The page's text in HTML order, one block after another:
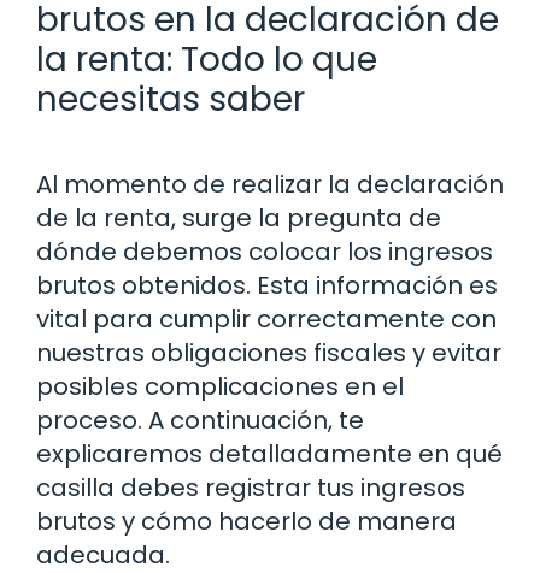
brutos en la declaración de
la renta: Todo lo que
necesitas saber
Al momento de realizar la declaración
de la renta, surge la pregunta de
dónde debemos colocar los ingresos
brutos obtenidos. Esta información es
vital para cumplir correctamente con
nuestras obligaciones fiscales y evitar
posibles complicaciones en el
proceso. A continuación, te
explicaremos detalladamente en qué
casilla debes registrar tus ingresos
brutos y cómo hacerlo de manera
adecuada.